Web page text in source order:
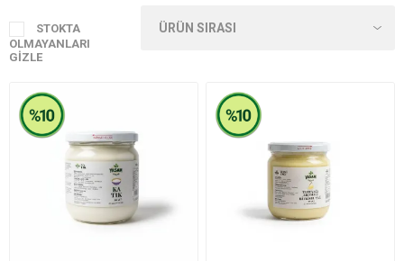
STOKTA
OLMAYANLARI
GIZLE